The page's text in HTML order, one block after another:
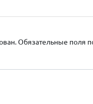
Обязательные поля